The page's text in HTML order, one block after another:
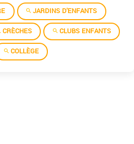
JARDINS D'ENFANTS
CRÈCHES
CLUBS ENFANTS
COLLÈGE